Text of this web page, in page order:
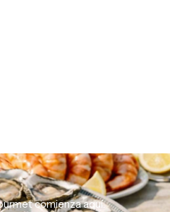
comienza aquí.